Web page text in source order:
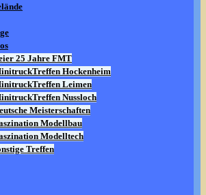
25 Jahre FMT
Hockenheim
Leimen
Nussloch
Meisterschaften
Modellbau
Modelltech
Treffen